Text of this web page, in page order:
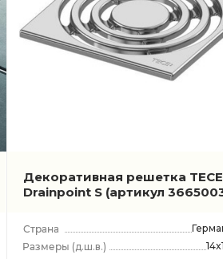
Декоративная решетка TECE
Drainpoint S (артикул
(д.ш.в.)